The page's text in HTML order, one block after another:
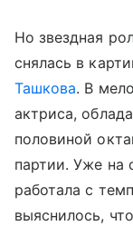
Но звездная
снялась в
Ташкова. В
актриса,
половиной
партии. Уже на
работала с
выяснилось,